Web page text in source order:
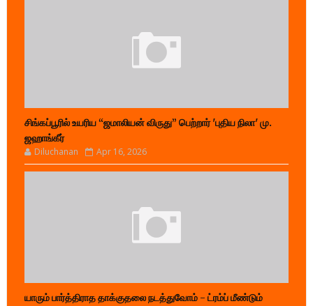
சிங்கப்பூரில் உயரிய “ஜமாலியன் விருது” பெற்றார் 'புதிய நிலா' மு.
ஜஹாங்கீர்
Diluchanan Apr 16, 2026
யாரும் பார்த்திராத தாக்குதலை நடத்துவோம் - ட்ரம்ப் மீண்டும்